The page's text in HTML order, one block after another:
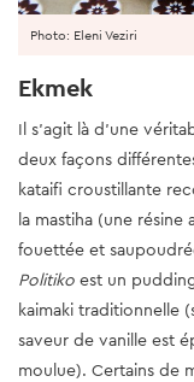
Photo: Eleni Veziri
Ekmek
Il s'agit là d'une
deux façons
kataifi croustillante
la mastiha (une
fouettée et
Politiko est un
kaimaki traditionnelle
saveur de vanille est
moulue). Certains de